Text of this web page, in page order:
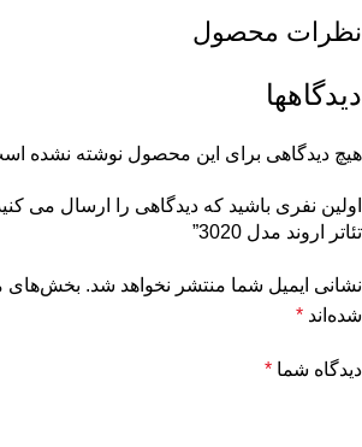
نظرات محصول
دیدگاهها
هیچ دیدگاهی برای این محصول نوشته نشده
اولین نفری باشید که دیدگاهی را ارسال می
تئاتر اروند مدل 3020”
نشانی ایمیل شما منتشر نخواهد شد. بخش‌های
شده‌اند *
دیدگاه شما *